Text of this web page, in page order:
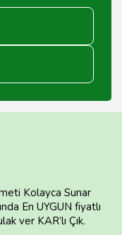
Kolayca Sunar
En UYGUN fiyatlı
ver KAR’lı Çık.